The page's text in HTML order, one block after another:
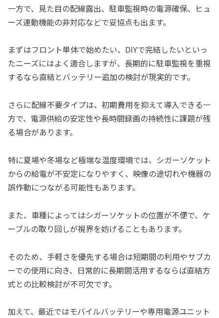
一方で、見た目の配線露出、駐車監視時の電源確保、ヒュ
ーズ連動機能の非対応などで妥協点も出ます。
まずはフロント単体で始めたい、DIYで完結したいといっ
たニーズにはよく適合しますが、長期的に駐車監視を重視
するなら直結とバッテリー追加の検討が現実的です。
さらに配線不要タイプは、初期費用を抑えて導入できる一
方で、電源供給の安定性や長時間録画の持続性に課題が残
る場合があります。
特に夏場や冬場など極端な温度環境では、シガーソケット
からの給電が不安定になりやすく、映像の途切れや機器の
誤作動につながる可能性もあります。
また、車種によってはシガーソケットの位置が不便で、ケ
ーブルの取り回しが視界を妨げることもあります。
そのため、手軽さを優先する場合は短期間の利用やサブカ
ーでの使用に向き、日常的に長期間活用するならば直結方
式との比較検討が不可欠です。
加えて、最近ではモバイルバッテリーや専用電源ユニット